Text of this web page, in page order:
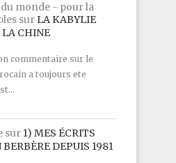
monde - pour la
sur LA KABYLIE
LA CHINE
commentaire sur le
a toujours ete
sur 1) MES ÉCRITS
DEPUIS 1981